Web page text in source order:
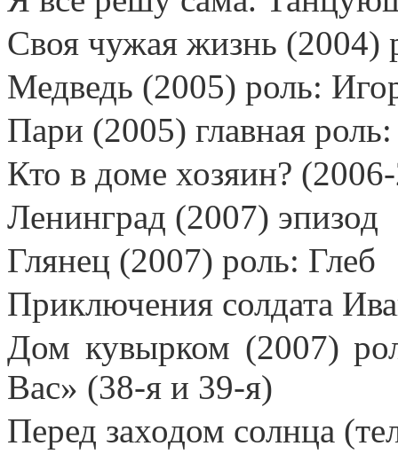
Своя чужая жизнь (2004)
Медведь (2005) роль:
Пари (2005) главная
Кто в доме хозяин?
Ленинград (2007) эпизод
Глянец (2007) роль: Глеб
Приключения солдата
Дом кувырком (2007)
Вас» (38-я и 39-я)
Перед заходом солнца